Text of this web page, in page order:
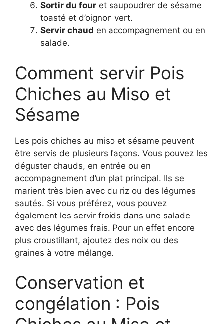
Sortir du four et saupoudrer de sésame
toasté et d’oignon vert.
Servir chaud en accompagnement ou en
salade.
Comment servir Pois
Chiches au Miso et
Sésame
Les pois chiches au miso et sésame peuvent
être servis de plusieurs façons. Vous pouvez les
déguster chauds, en entrée ou en
accompagnement d’un plat principal. Ils se
marient très bien avec du riz ou des légumes
sautés. Si vous préférez, vous pouvez
également les servir froids dans une salade
avec des légumes frais. Pour un effet encore
plus croustillant, ajoutez des noix ou des
graines à votre mélange.
Conservation et
congélation : Pois